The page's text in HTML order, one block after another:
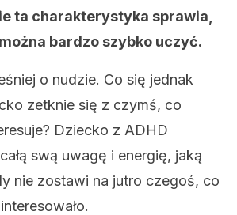
ta charakterystyka sprawia,
bardzo szybko uczyć.
o nudzie. Co się jednak
zetknie się z czymś, co
Dziecko z ADHD
swą uwagę i energię, jaką
nie zostawi na jutro czegoś, co